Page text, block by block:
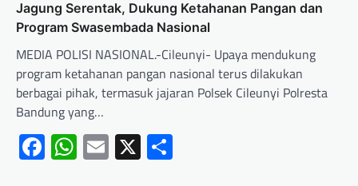
Jagung Serentak, Dukung Ketahanan Pangan dan
Program Swasembada Nasional
MEDIA POLISI NASIONAL.-Cileunyi- Upaya mendukung
program ketahanan pangan nasional terus dilakukan
berbagai pihak, termasuk jajaran Polsek Cileunyi Polresta
Bandung yang…
Facebook
WhatsApp
Email
X